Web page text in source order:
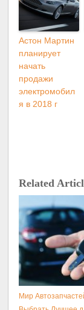
Астон Мартин
планирует
начать
продажи
электромобил
я в 2018 г
Related
Мир